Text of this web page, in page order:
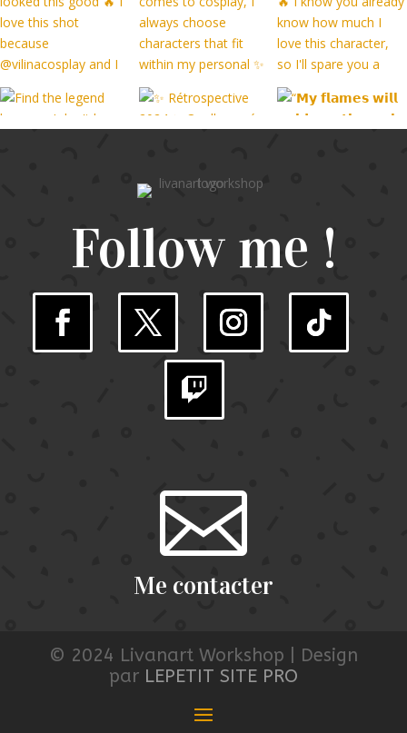
Follow me !

Me contacter
© 2024 Livanart Workshop | Design
par LEPETIT SITE PRO